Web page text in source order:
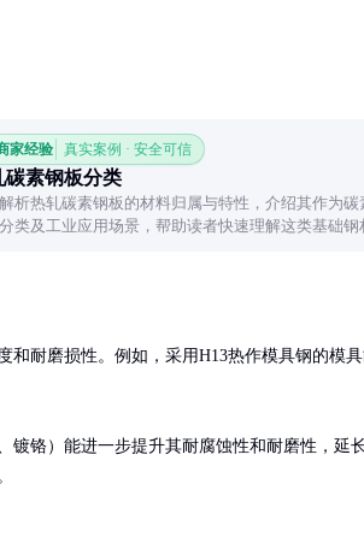
家经验 真实案例 · 安全可信
碳素钢板分类
析热轧碳素钢板的材料归属与特性，介绍其作为碳
类及工业应用场景，帮助读者快速理解这类基础钢
和耐磨损性。例如，采用H13热作模具钢的模
镀铬）能进一步提升其耐腐蚀性和耐磨性，延